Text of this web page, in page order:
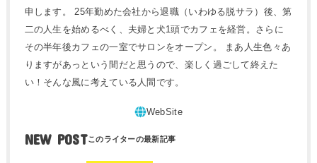
申します。 25年勤めた会社から退職（いわゆる脱サラ）後、第
二の人生を始めるべく、夫婦と犬1頭でカフェを経営。さらに
その半年後カフェの一室でサロンをオープン。 まあ人生色々あ
りますがあっという間だと思うので、楽しく過ごして終えた
い！そんな風に考えている人間です。
NEW POST